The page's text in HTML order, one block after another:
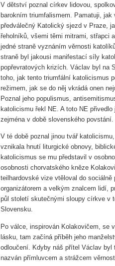
V dětství poznal církev lidovou,
barokním triumfalismem. Pamatuji,
předválečný Katolický sjezd v Praze,
řeholníků, všemi těmi mitrami, střapci
jedné straně vyznáním věrnosti
straně byl jakousi manifestací síly
popřevratových krizích. Václav byl na
toho, jak tento triumfální katolicismus
režimem, jak se do něj vkrádá onen
Poznal jeho populismus,
katolicismu řekl NE. A toto NE
zejména v době slovenského povstání.
V té době poznal jinou tvář
vznikala hnutí liturgické obnovy,
katolicismus se mu představil v
osobnosti chorvatského kněze
teilhardovské vize vtěloval do
organizátorem a velkým znalcem lidí,
půl století skutečnými sloupy církve v
Slovensku.
Po válce, inspirován Kolakovičem, se
lásku, tam začíná příběh jeho
odloučení. Kdyby náš přítel Václav byl
nazván přímluvcem a strážcem